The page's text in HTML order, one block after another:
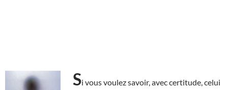
Si vous voulez savoir, avec certitude, celui